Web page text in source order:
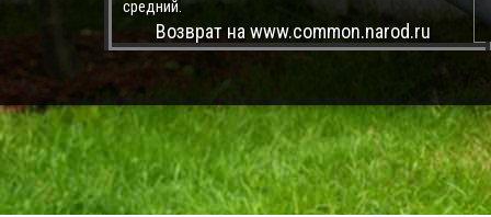
средний.
Возврат на www.common.narod.ru